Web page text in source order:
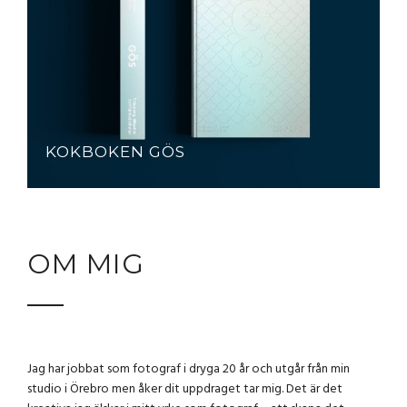
KOKBOKEN GÖS
OM MIG
Jag har jobbat som fotograf i dryga 20 år och utgår från min
studio i Örebro men åker dit uppdraget tar mig. Det är det